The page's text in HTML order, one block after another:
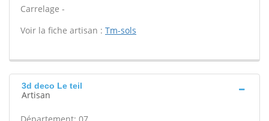
Carrelage -
Voir la fiche artisan : Tm-sols
3d deco Le teil
Artisan